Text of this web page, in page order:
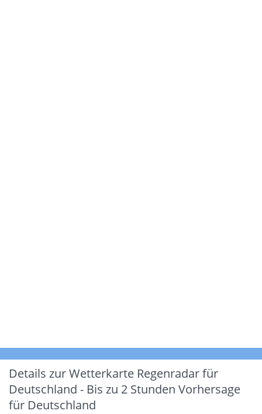
Details zur Wetterkarte Regenradar für
Deutschland - Bis zu 2 Stunden Vorhersage
für Deutschland